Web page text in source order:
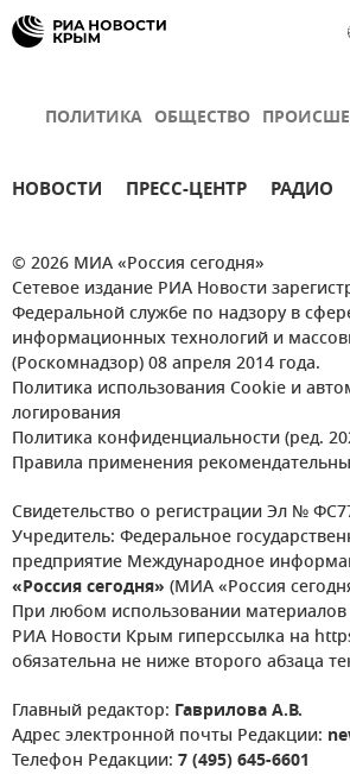
ПОЛИТИКА ОБЩЕСТВО
НОВОСТИ ПРЕСС-ЦЕНТР РАДИО
© 2026 МИА «Россия сегодня»
Сетевое издание РИА Новости
Федеральной службе по надзору в
информационных технологий и
(Роскомнадзор) 08 апреля 2014 года.
Политика использования Cookie и
логирования
Политика конфиденциальности (ред.
Правила применения
Свидетельство о регистрации Эл №
Учредитель: Федеральное
предприятие Международное
«Россия сегодня» (МИА «Россия
При любом использовании материалов
РИА Новости Крым гиперссылка на
обязательна не ниже второго абзаца
Главный редактор: Гаврилова А.В.
Адрес электронной почты Редакции:
Телефон Редакции: 7 (495) 645-6601